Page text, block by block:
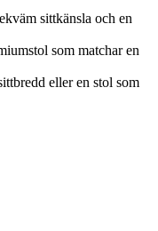
sittkänsla och en
som matchar en
eller en stol som